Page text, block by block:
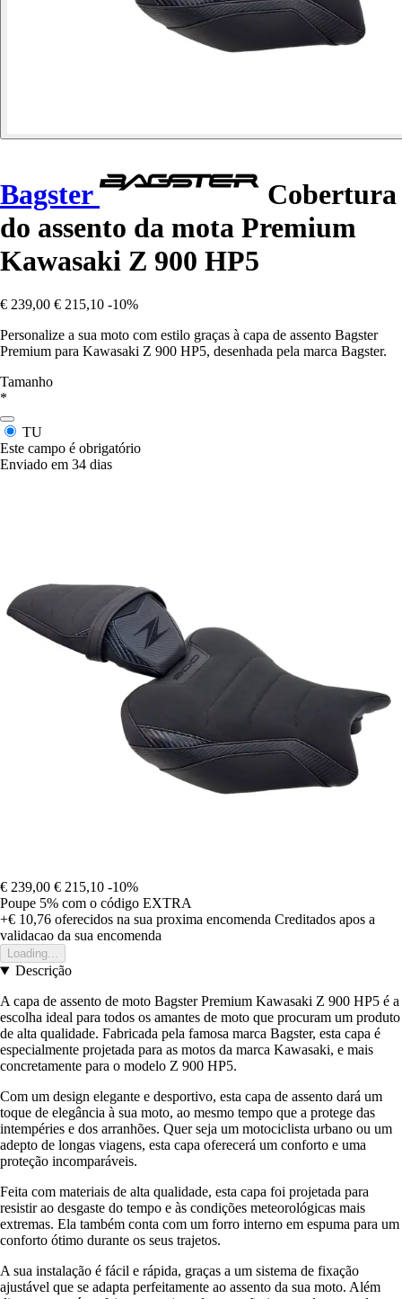
Bagster
Cobertura
do assento da mota Premium
Kawasaki Z 900 HP5
€ 239,00 € 215,10 -10%
Personalize a sua moto com estilo graças à capa de assento Bagster
Premium para Kawasaki Z 900 HP5, desenhada pela marca Bagster.
Tamanho
*
TU
Este campo é obrigatório
Enviado em 34 dias
€ 239,00 € 215,10 -10%
Poupe 5% com o código EXTRA
+€ 10,76 oferecidos na sua proxima encomenda Creditados apos a
validacao da sua encomenda
Loading...
Descrição
A capa de assento de moto Bagster Premium Kawasaki Z 900 HP5 é a
escolha ideal para todos os amantes de moto que procuram um produto
de alta qualidade. Fabricada pela famosa marca Bagster, esta capa é
especialmente projetada para as motos da marca Kawasaki, e mais
concretamente para o modelo Z 900 HP5.
Com um design elegante e desportivo, esta capa de assento dará um
toque de elegância à sua moto, ao mesmo tempo que a protege das
intempéries e dos arranhões. Quer seja um motociclista urbano ou um
adepto de longas viagens, esta capa oferecerá um conforto e uma
proteção incomparáveis.
Feita com materiais de alta qualidade, esta capa foi projetada para
resistir ao desgaste do tempo e às condições meteorológicas mais
extremas. Ela também conta com um forro interno em espuma para um
conforto ótimo durante os seus trajetos.
A sua instalação é fácil e rápida, graças a um sistema de fixação
ajustável que se adapta perfeitamente ao assento da sua moto. Além